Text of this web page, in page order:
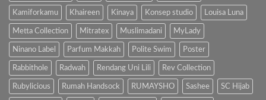
Kamiforkamu Khaireen Kinaya Konsep studio Louisa Luna
Metta Collection Mitratex Muslimadani MyLady
Ninano Label Parfum Makkah Polite Swim Poster
Rabbithole Radwah Rendang Uni Lili Rev Collection
Rubylicious Rumah Handsock RUMAYSHO Sashee SC Hijab